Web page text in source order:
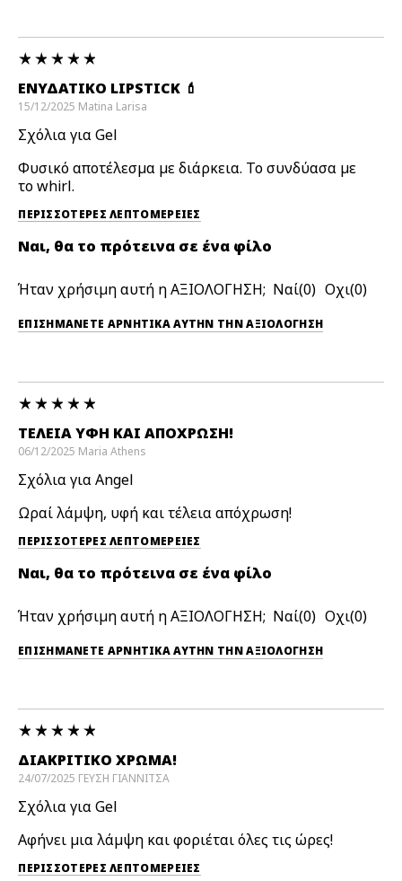
ΕΝΥΔΑΤΙΚΌ LIPSTICK 💄
15/12/2025 Matina Larisa
Σχόλια για Gel
Φυσικό αποτέλεσμα με διάρκεια. Το συνδύασα με
το whirl.
ΠΕΡΙΣΣΌΤΕΡΕΣ ΛΕΠΤΟΜΈΡΕΙΕΣ
Ναι, θα το πρότεινα σε ένα φίλο
Ήταν χρήσιμη αυτή η ΑΞΙΟΛΟΓΗΣΗ; 0 0
ΕΠΙΣΗΜΆΝΕΤΕ ΑΡΝΗΤΙΚΆ ΑΥΤΉΝ ΤΗΝ ΑΞΙΟΛΟΓΗΣΗ
ΤΈΛΕΙΑ ΥΦΉ ΚΑΙ ΑΠΌΧΡΩΣΗ!
06/12/2025 Maria Athens
Σχόλια για Angel
Ωραί λάμψη, υφή και τέλεια απόχρωση!
ΠΕΡΙΣΣΌΤΕΡΕΣ ΛΕΠΤΟΜΈΡΕΙΕΣ
Ναι, θα το πρότεινα σε ένα φίλο
Ήταν χρήσιμη αυτή η ΑΞΙΟΛΟΓΗΣΗ; 0 0
ΕΠΙΣΗΜΆΝΕΤΕ ΑΡΝΗΤΙΚΆ ΑΥΤΉΝ ΤΗΝ ΑΞΙΟΛΟΓΗΣΗ
ΔΙΑΚΡΙΤΙΚΌ ΧΡΏΜΑ!
24/07/2025 ΓΕΥΣΗ ΓΙΑΝΝΙΤΣΑ
Σχόλια για Gel
Αφήνει μια λάμψη και φοριέται όλες τις ώρες!
ΠΕΡΙΣΣΌΤΕΡΕΣ ΛΕΠΤΟΜΈΡΕΙΕΣ